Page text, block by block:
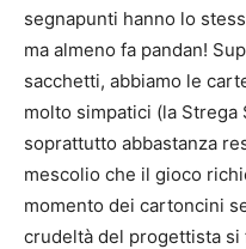
segnapunti hanno lo
ma almeno fa pandan!
sacchetti, abbiamo le
molto simpatici (la
soprattutto abbastanza
mescolio che il gioco
momento dei cartoncini
crudeltà del progettista